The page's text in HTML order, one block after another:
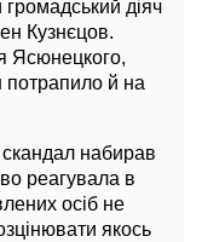
діяч
Кузнєцов.
Ясюнецкого,
потрапило й на
набирав
реагувала в
осіб не
якось